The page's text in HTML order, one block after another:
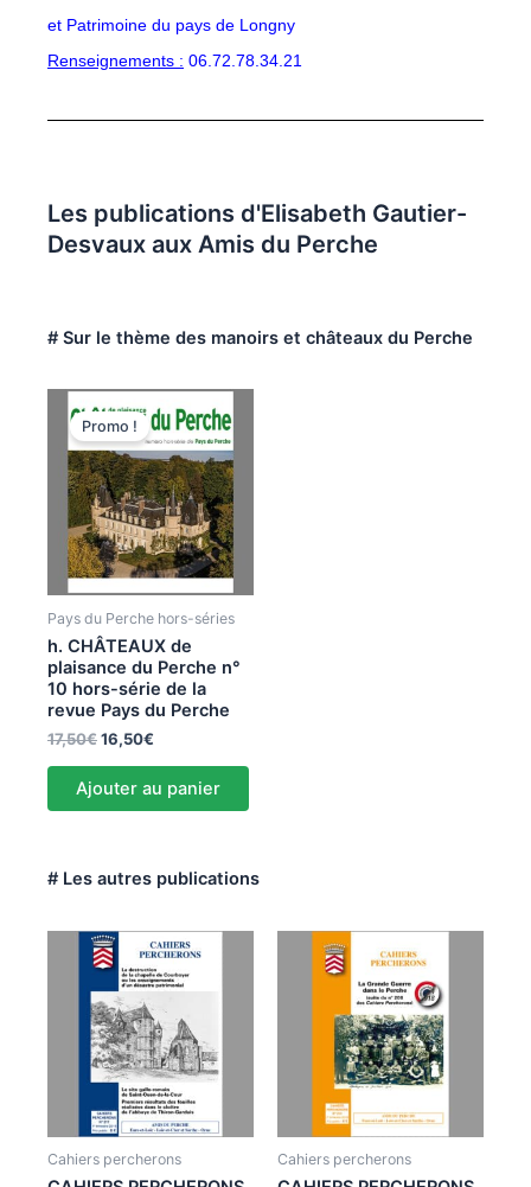
et Patrimoine du pays de Longny
Renseignements : 06.72.78.34.21
Les publications d'Elisabeth Gautier-
Desvaux aux Amis du Perche
# Sur le thème des manoirs et châteaux du Perche
Promo !
Pays du Perche hors-séries
h. CHÂTEAUX de
plaisance du Perche n°
10 hors-série de la
revue Pays du Perche
17,50€
Le
prix
initial
était :
17,50€.
16,50€
Le
prix
actuel
est :
16,50€.
Ajouter au panier
# Les autres publications
Cahiers percherons Cahiers percherons